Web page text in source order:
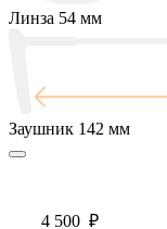
Линза 54 мм
Заушник 142 мм
4 500 ₽